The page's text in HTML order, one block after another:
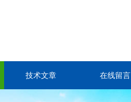
技术文章 在线留言